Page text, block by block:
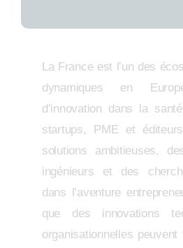
La France est l’un des
dynamiques en
d’innovation dans la
startups, PME et
solutions ambitieuses,
ingénieurs et des
dans l’aventure
que des innovations
organisationnelles